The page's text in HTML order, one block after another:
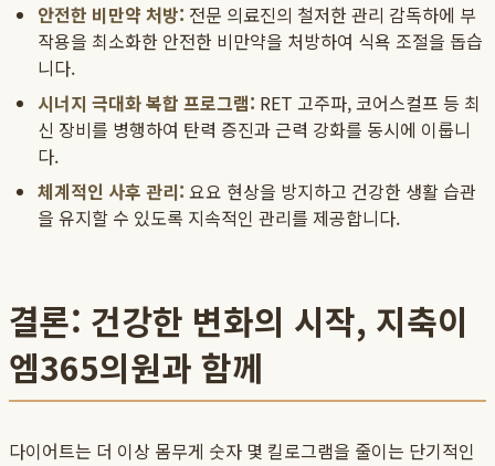
안전한 비만약 처방: 전문 의료진의 철저한 관리 감독하에 부
작용을 최소화한 안전한 비만약을 처방하여 식욕 조절을 돕습
니다.
시너지 극대화 복합 프로그램: RET 고주파, 코어스컬프 등 최
신 장비를 병행하여 탄력 증진과 근력 강화를 동시에 이룹니
다.
체계적인 사후 관리: 요요 현상을 방지하고 건강한 생활 습관
을 유지할 수 있도록 지속적인 관리를 제공합니다.
결론: 건강한 변화의 시작, 지축이
엠365의원과 함께
다이어트는 더 이상 몸무게 숫자 몇 킬로그램을 줄이는 단기적인